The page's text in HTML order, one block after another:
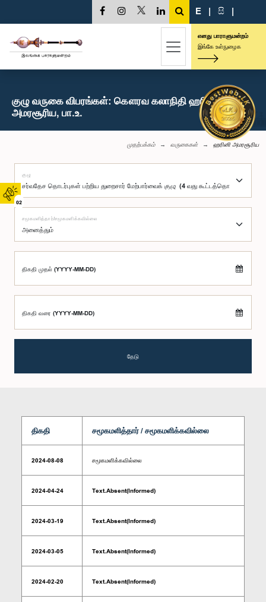
02
E | සි |
எனது பாராளுமன்றம்
இங்கே உள்நுழைக
குழு வருகை விபரங்கள்: கௌரவ கலாநிதி ஹரினி
அமரசூரிய, பா.உ.
முதற்பக்கம் வருகைகள் ஹரினி அமரசூரிய
குழு
சமூகமளித்தார்/சமூகமளிக்கவில்லை
திகதி முதல் (YYYY-MM-DD)
திகதி வரை (YYYY-MM-DD)
தேடு
திகதி சமூகமளித்தார் / சமூகமளிக்கவில்லை
2024-08-08 சமூகமளிக்கவில்லை
2024-04-24 Text.Absent(Informed)
2024-03-19 Text.Absent(Informed)
2024-03-05 Text.Absent(Informed)
2024-02-20 Text.Absent(Informed)